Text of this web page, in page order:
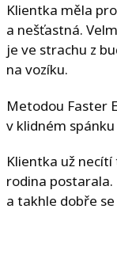
Klientka měla
a nešťastná.
je ve strachu z
na vozíku.
Metodou Faster
v klidném
Klientka už necítí
rodina postarala.
a takhle dobře